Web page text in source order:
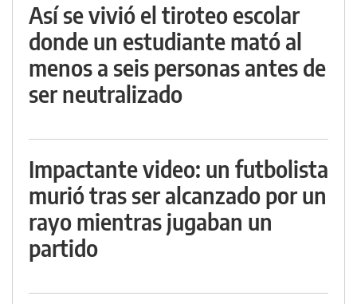
Así se vivió el tiroteo escolar
donde un estudiante mató al
menos a seis personas antes de
ser neutralizado
Impactante video: un futbolista
murió tras ser alcanzado por un
rayo mientras jugaban un
partido